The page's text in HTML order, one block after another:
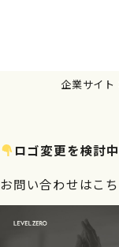
企業サイト
ロゴ変更を検討
お問い合わせはこ